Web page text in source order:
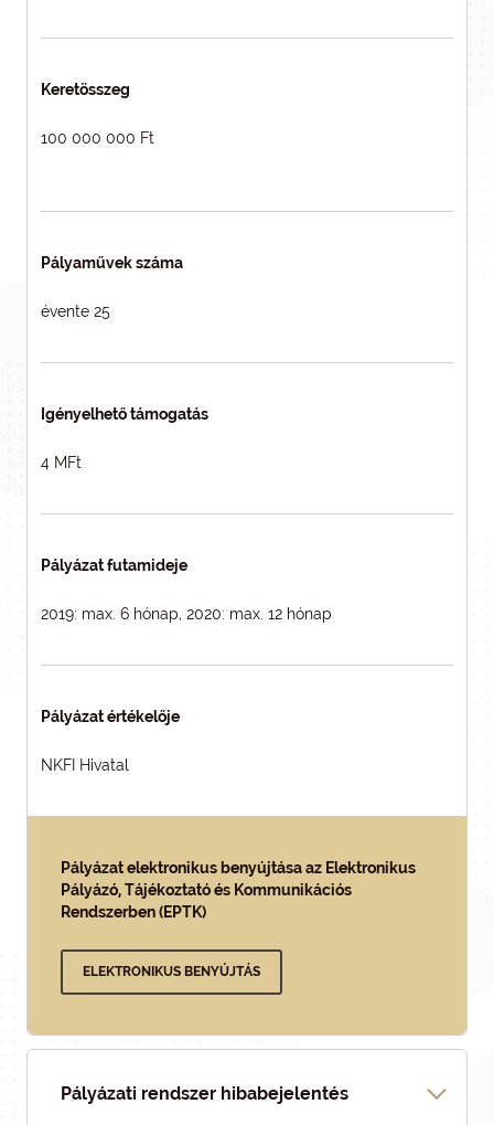
Keretösszeg
100 000 000 Ft
Pályaművek száma
évente 25
Igényelhető támogatás
4 MFt
Pályázat futamideje
2019: max. 6 hónap, 2020: max. 12 hónap
Pályázat értékelője
NKFI Hivatal
Pályázat elektronikus benyújtása az Elektronikus
Pályázó, Tájékoztató és Kommunikációs
Rendszerben (EPTK)
ELEKTRONIKUS BENYÚJTÁS
Pályázati rendszer hibabejelentés